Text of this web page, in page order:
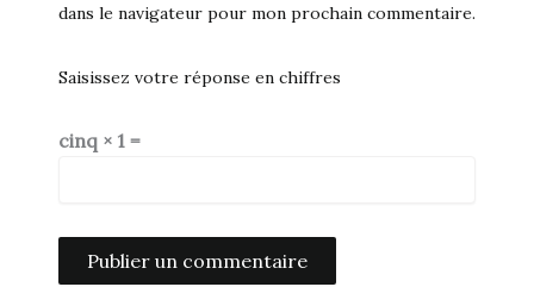
dans le navigateur pour mon prochain commentaire.
Saisissez votre réponse en chiffres
cinq × 1 =